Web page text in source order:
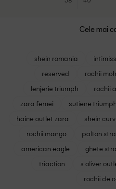
Cele mai
shein romania
reserved
rochii
lenjerie triumph
rochii
zara femei
sutiene triumph
haine outlet zara
shein
rochii mango
palton
american eagle
ghete
triaction
s oliver
rochii de